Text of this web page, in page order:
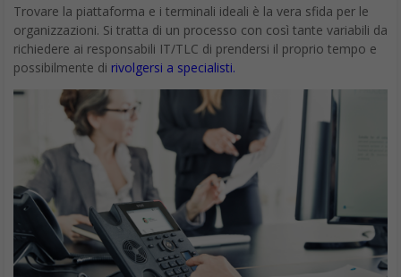
Trovare la piattaforma e i terminali ideali è la vera sfida per le
organizzazioni. Si tratta di un processo con così tante variabili da
richiedere ai responsabili IT/TLC di prendersi il proprio tempo e
possibilmente di rivolgersi a specialisti.